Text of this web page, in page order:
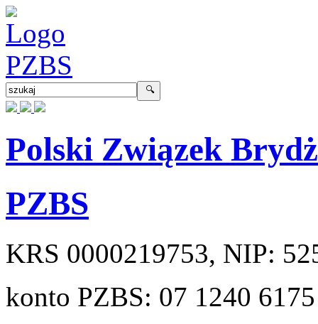
Polski Związek
PZBS
KRS 0000219753, NIP:
konto PZBS: 07 1240